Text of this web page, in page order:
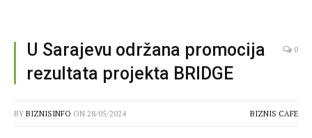
U Sarajevu održana promocija
rezultata projekta BRIDGE
0
BY BIZNISINFO ON 28/05/2024 BIZNIS CAFE